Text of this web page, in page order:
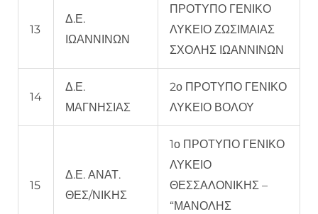
13
Δ.Ε.
ΙΩΑΝΝΙΝΩΝ
ΠΡΟΤΥΠΟ ΓΕΝΙΚΟ
ΛΥΚΕΙΟ ΖΩΣΙΜΑΙΑΣ
ΣΧΟΛΗΣ ΙΩΑΝΝΙΝΩΝ
14
Δ.Ε.
ΜΑΓΝΗΣΙΑΣ
2ο ΠΡΟΤΥΠΟ ΓΕΝΙΚΟ
ΛΥΚΕΙΟ ΒΟΛΟΥ
15
Δ.Ε. ΑΝΑΤ.
ΘΕΣ/ΝΙΚΗΣ
1ο ΠΡΟΤΥΠΟ ΓΕΝΙΚΟ
ΛΥΚΕΙΟ
ΘΕΣΣΑΛΟΝΙΚΗΣ –
“ΜΑΝΟΛΗΣ